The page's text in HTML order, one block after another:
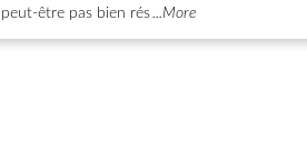
peut-être pas bien rés...More